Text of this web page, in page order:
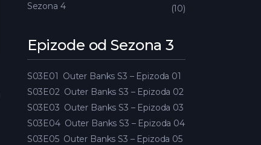
Sezona 4
10
Epizode od Sezona 3
S03E01 Outer Banks S3 – Epizoda 01
S03E02 Outer Banks S3 – Epizoda 02
S03E03 Outer Banks S3 – Epizoda 03
S03E04 Outer Banks S3 – Epizoda 04
S03E05 Outer Banks S3 – Epizoda 05